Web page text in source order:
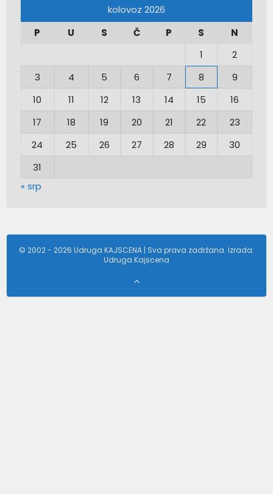
kolovoz 2026
P
U S Č P S
N
1
2
3
4 5 6 7 8
9
10
11 12 13 14 15
16
17
18 19 20 21 22
23
24
25 26 27 28 29
30
31
« srp
© 2002 - 2026 Udruga KAJSCENA | Sva prava zadržana. Izrada:
Udruga Kajscena